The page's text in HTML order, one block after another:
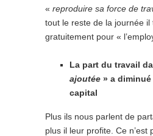
« reproduire sa force de
tout le reste de la journée il
gratuitement pour «
La part du travail
ajoutée » a
capital
Plus ils nous parlent de
plus il leur profite. Ce n’est